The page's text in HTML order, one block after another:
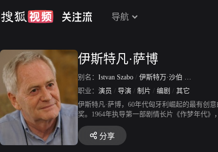
导航
伊斯特凡·萨博
别名： Istvan Szabo / 伊斯特万·沙伯 / 伊斯特万
职业： 演员 / 导演 / 制片 / 编剧 / 其它
伊斯特凡·萨博，60年代匈牙利崛起的最有创
奖。1964年执导第一部剧情长片《作梦年代
特》赢得奥斯卡最佳外语片奖。1985年《雷
分享